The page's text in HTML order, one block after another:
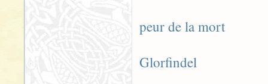
peur de la mort
Glorfindel